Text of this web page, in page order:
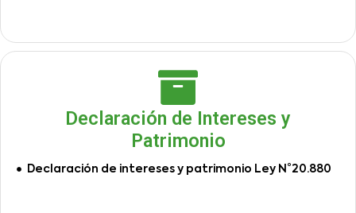
Declaración de Intereses y
Patrimonio
Declaración de intereses y patrimonio Ley N°20.880